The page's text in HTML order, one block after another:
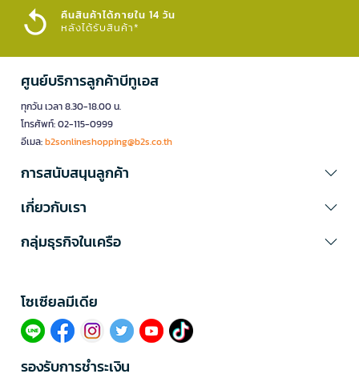
คืนสินค้าได้ภายใน 14 วัน
หลังได้รับสินค้า*
ศูนย์บริการลูกค้าบีทูเอส
ทุกวัน เวลา 8.30-18.00 น.
โทรศัพท์: 02-115-0999
อีเมล:b2sonlineshopping@b2s.co.th
การสนับสนุนลูกค้า
เกี่ยวกับเรา
กลุ่มธุรกิจในเครือ
โซเซียลมีเดีย​
รองรับการชำระเงิน